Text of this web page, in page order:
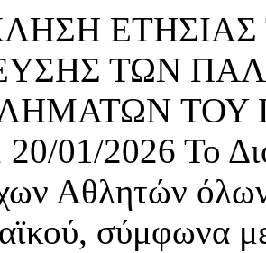
ΕΤΗΣΙΑΣ
ΤΩΝ
ΤΟΥ
01/2026 Το
Αθλητών
σύμφωνα